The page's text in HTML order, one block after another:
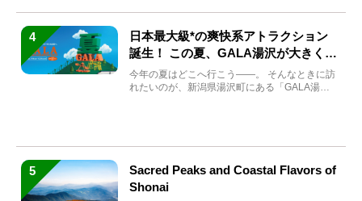
4
日本最大級*の爽快系アトラクション
誕生！ この夏、GALA湯沢が大きく生
まれ変わる
今年の夏はどこへ行こう――。 そんなときに訪
れたいのが、新潟県湯沢町にある「GALA湯
5
Sacred Peaks and Coastal Flavors of
Shonai